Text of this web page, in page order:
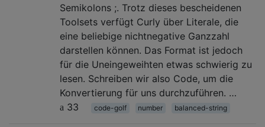
Semikolons ;. Trotz dieses bescheidenen
Toolsets verfügt Curly über Literale, die
eine beliebige nichtnegative Ganzzahl
darstellen können. Das Format ist jedoch
für die Uneingeweihten etwas schwierig zu
lesen. Schreiben wir also Code, um die
Konvertierung für uns durchzuführen. …
33
code-golf number balanced-string